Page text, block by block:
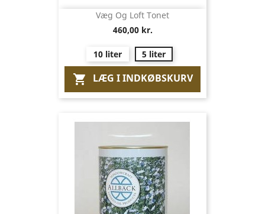
Væg Og Loft Tonet
460,00 kr.
10 liter 5 liter
 LÆG I INDKØBSKURV